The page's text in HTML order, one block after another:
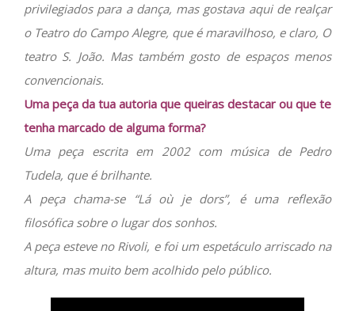
privilegiados para a dança, mas gostava aqui de realçar
o Teatro do Campo Alegre, que é maravilhoso, e claro, O
teatro S. João. Mas também gosto de espaços menos
convencionais.
Uma peça da tua autoria que queiras destacar ou que te
tenha marcado de alguma forma?
Uma peça escrita em 2002 com música de Pedro
Tudela, que é brilhante.
A peça chama-se “Lá où je dors”, é uma reflexão
filosófica sobre o lugar dos sonhos.
A peça esteve no Rivoli, e foi um espetáculo arriscado na
altura, mas muito bem acolhido pelo público.